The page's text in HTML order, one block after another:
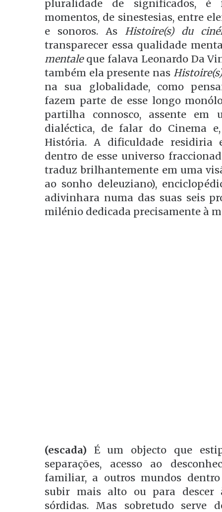
pluralidade de significados,
momentos, de sinestesias, entre
e sonoros. As Histoire(s) du
transparecer essa qualidade
mentaleque falava Leonardo Da
também ela presente nas Histoire(s)
na sua globalidade, como
fazem parte de esse longo
partilha connosco, assente em
dialéctica, de falar do Cinema e,
História. A dificuldade residiria
dentro de esse universo
traduz brilhantemente em uma
ao sonho deleuziano),
adivinhara numa das suas seis
milénio dedicada precisamente à
(escada) É um objecto que
separações, acesso ao
familiar, a outros mundos
subir mais alto ou para descer
sórdidas. Mas sobretudo serve